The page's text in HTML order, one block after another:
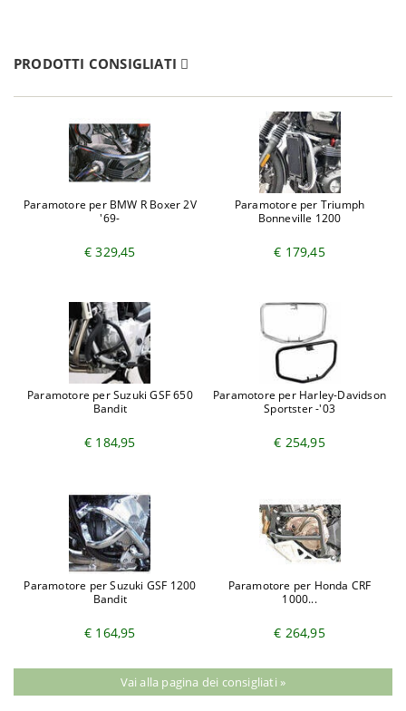
PRODOTTI CONSIGLIATI
Paramotore per BMW R Boxer 2V
'69-
€ 329,45
Paramotore per Triumph
Bonneville 1200
€ 179,45
Paramotore per Suzuki GSF 650
Bandit
€ 184,95
Paramotore per Harley-Davidson
Sportster -'03
€ 254,95
Paramotore per Suzuki GSF 1200
Bandit
€ 164,95
Paramotore per Honda CRF
1000...
€ 264,95
Vai alla pagina dei consigliati »